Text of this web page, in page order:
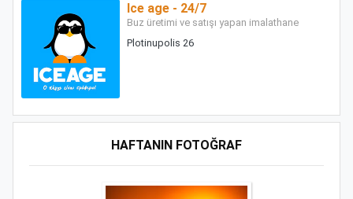
Ice age - 24/7
Buz üretimi ve satışı yapan imalathane
Plotinupolis 26
HAFTANIN FOTOĞRAF